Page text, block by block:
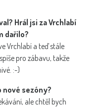
Hrál jsi za Vrchlabí
dařilo?
Vrchlabí a teď stále
pro zábavu, takže
:-)
nové sezóny?
ale chtěl bych